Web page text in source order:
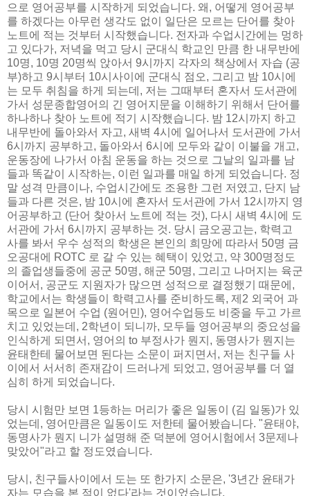
으로 영어공부를 시작하게 되었습니다. 왜, 어떻게 영어공부
를 하겠다는 아무런 생각도 없이 일단은 모르는 단어를 찾아
노트에 적는 것부터 시작했습니다. 전자과 수업시간에는 멍하
고 있다가, 저녁을 먹고 당시 군대식 학교인 만큼 한 내무반에
10명, 10명 20명씩 앉아서 9시까지 각자의 책상에서 자습 (공
부)하고 9시부터 10시사이에 군대식 점오, 그리고 밤 10시에
는 모두 취침을 하게 되는데, 저는 그때부터 혼자서 도서관에
가서 성문종합영어의 긴 영어지문을 이해하기 위해서 단어를
하나하나 찾아 노트에 적기 시작했습니다. 밤 12시까지 하고
내무반에 돌아와서 자고, 새벽 4시에 일어나서 도서관에 가서
6시까지 공부하고, 돌아와서 6시에 모두와 같이 이불을 개고,
운동장에 나가서 아침 운동을 하는 것으로 그날의 일과를 남
들과 똑같이 시작하는, 이런 일과를 매일 하게 되었습니다. 정
말 성격 만큼이나, 수업시간에도 조용한 그런 저였고, 단지 남
들과 다른 것은, 밤 10시에 혼자서 도서관에 가서 12시까지 영
어공부하고 (단어 찾아서 노트에 적는 것), 다시 새벽 4시에 도
서관에 가서 6시까지 공부하는 것. 당시 금오공고는, 학력고
사를 봐서 우수 성적의 학생은 본인의 희망에 따라서 50명 금
오공대에 ROTC 로 갈 수 있는 혜택이 있었고, 약 300명정도
의 졸업생들중에 공군 50명, 해군 50명, 그리고 나머지는 육군
이어서, 공군도 지원자가 많으면 성적으로 결정했기 때문에,
학교에서는 학생들이 학력고사를 준비하도록, 제2 외국어 과
목으로 일본어 수업 (원어민), 영어수업등도 비중을 두고 가르
치고 있었는데, 2학년이 되니까, 모두들 영어공부의 중요성을
인식하게 되면서, 영어의 to 부정사가 뭔지, 동명사가 뭔지는
윤태한테 물어보면 된다는 소문이 퍼지면서, 저는 친구들 사
이에서 서서히 존재감이 드러나게 되었고, 영어공부를 더 열
심히 하게 되었습니다.
당시 시험만 보면 1등하는 머리가 좋은 일동이 (김 일동)가 있
었는데, 영어만큼은 일동이도 저한테 물어봤습니다. "윤태야,
동명사가 뭔지 니가 설명해 준 덕분에 영어시험에서 3문제나
맞았어"라고 할 정도였습니다.
당시, 친구들사이에서 도는 또 한가지 소문은, '3년간 윤태가
자는 모습을 본 적이 없다'라는 것이었습니다.